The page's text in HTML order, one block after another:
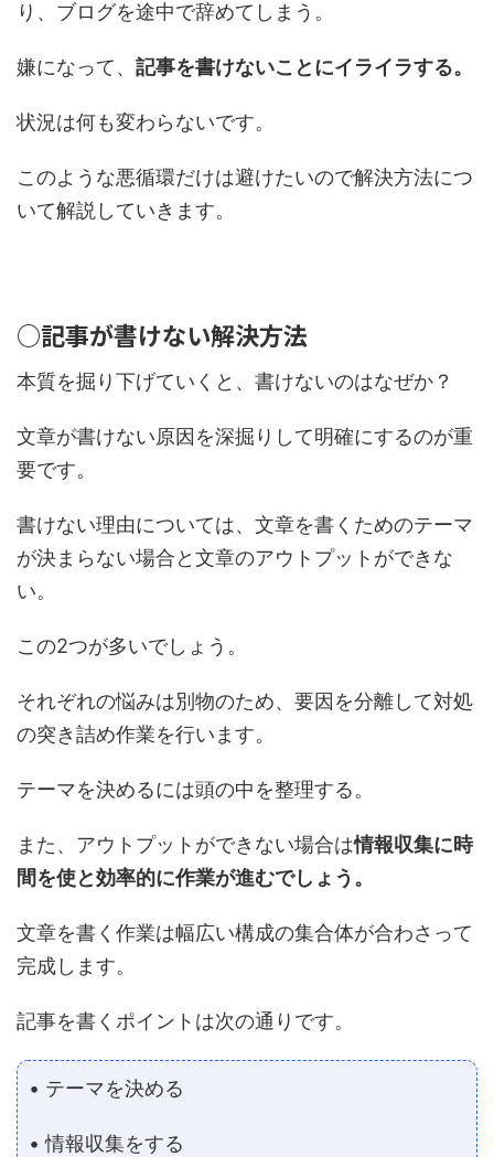
り、ブログを途中で辞めてしまう。
嫌になって、 記事を書けないことにイライラする。
状況は何も変わらないです。
このような悪循環だけは避けたいので解決方法につ
いて解説していきます。
○記事が書けない解決方法
本質を掘り下げていくと、書けないのはなぜか？
文章が書けない原因を深掘りして明確にするのが重
要です。
書けない理由については、文章を書くためのテーマ
が決まらない場合と文章のアウトプットができな
い。
この2つが多いでしょう。
それぞれの悩みは別物のため、要因を分離して対処
の突き詰め作業を行います。
テーマを決めるには頭の中を整理する。
また、アウトプットができない場合は情報収集に時
間を使と効率的に作業が進むでしょう。
文章を書く作業は幅広い構成の集合体が合わさって
完成します。
記事を書くポイントは次の通りです。
• テーマを決める
• 情報収集をする